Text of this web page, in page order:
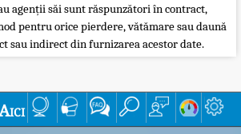
agenții săi sunt răspunzători în contract,
pentru orice pierdere, vătămare sau daună
sau indirect din furnizarea acestor date.